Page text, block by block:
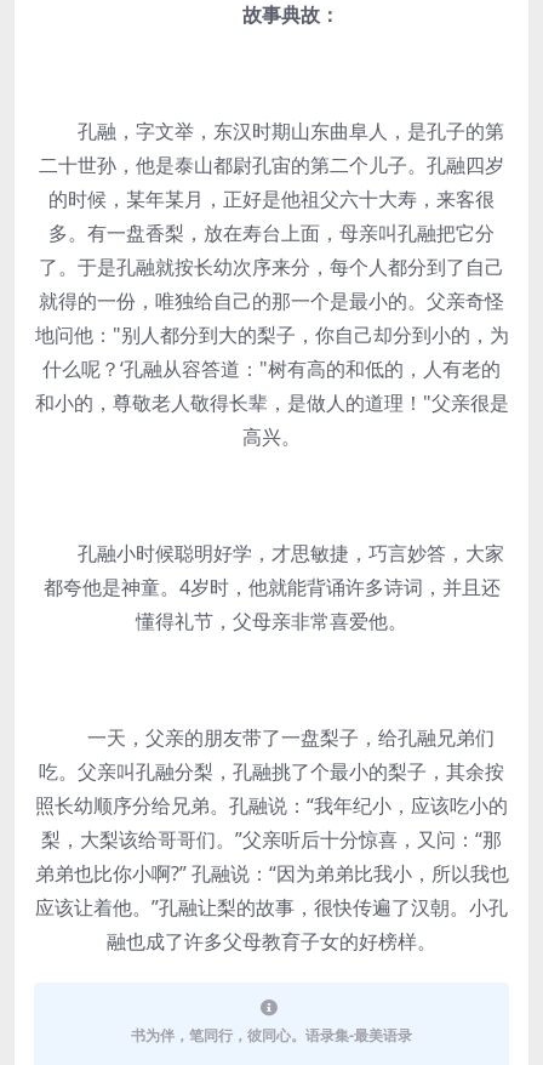
故事典故：
孔融，字文举，东汉时期山东曲阜人，是孔子的第
二十世孙，他是泰山都尉孔宙的第二个儿子。孔融四岁
的时候，某年某月，正好是他祖父六十大寿，来客很
多。有一盘香梨，放在寿台上面，母亲叫孔融把它分
了。于是孔融就按长幼次序来分，每个人都分到了自己
就得的一份，唯独给自己的那一个是最小的。父亲奇怪
地问他："别人都分到大的梨子，你自己却分到小的，为
什么呢？‘孔融从容答道："树有高的和低的，人有老的
和小的，尊敬老人敬得长辈，是做人的道理！"父亲很是
高兴。
孔融小时候聪明好学，才思敏捷，巧言妙答，大家
都夸他是神童。4岁时，他就能背诵许多诗词，并且还
懂得礼节，父母亲非常喜爱他。
一天，父亲的朋友带了一盘梨子，给孔融兄弟们
吃。父亲叫孔融分梨，孔融挑了个最小的梨子，其余按
照长幼顺序分给兄弟。孔融说：“我年纪小，应该吃小的
梨，大梨该给哥哥们。”父亲听后十分惊喜，又问：“那
弟弟也比你小啊?” 孔融说：“因为弟弟比我小，所以我也
应该让着他。”孔融让梨的故事，很快传遍了汉朝。小孔
融也成了许多父母教育子女的好榜样。
书为伴，笔同行，彼同心。语录集-最美语录